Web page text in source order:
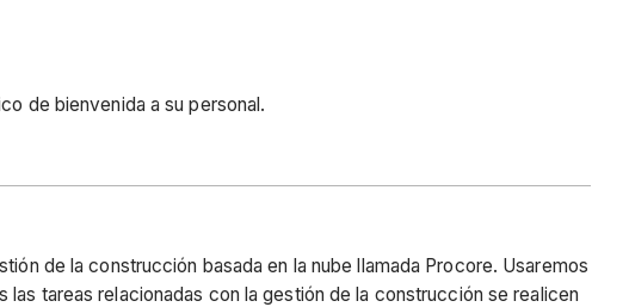
de bienvenida a su personal.
de la construcción basada en la nube llamada Procore. Usaremos
tareas relacionadas con la gestión de la construcción se realicen